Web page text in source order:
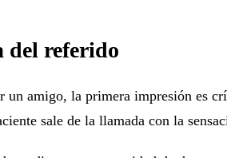
del referido
un amigo, la primera impresión es
sale de la llamada con la